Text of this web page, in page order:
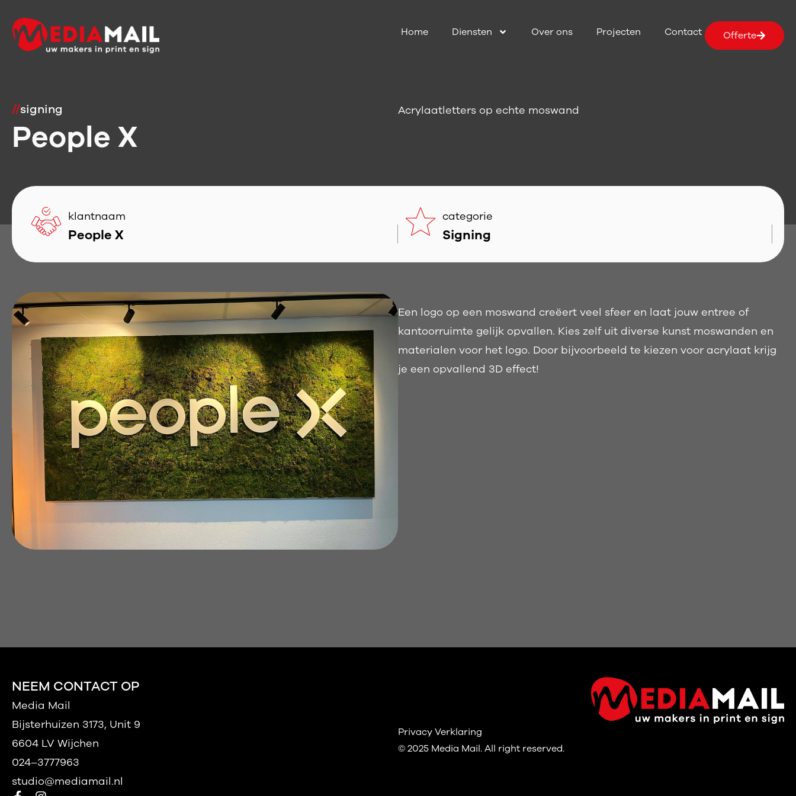
Home Diensten Over ons Projecten Contact Offerte
//signing
People X
Acrylaatletters op echte moswand
klantnaam
People X
categorie
Signing
Een logo op een moswand creëert veel sfeer en laat jouw entree of
kantoorruimte gelijk opvallen. Kies zelf uit diverse kunst moswanden en
materialen voor het logo. Door bijvoorbeeld te kiezen voor acrylaat krijg
je een opvallend 3D effect!
NEEM CONTACT OP
Media Mail
Bijsterhuizen 3173, Unit 9
6604 LV Wijchen
024–3777963
studio@mediamail.nl
Privacy Verklaring
© 2025 Media Mail.All right reserved.